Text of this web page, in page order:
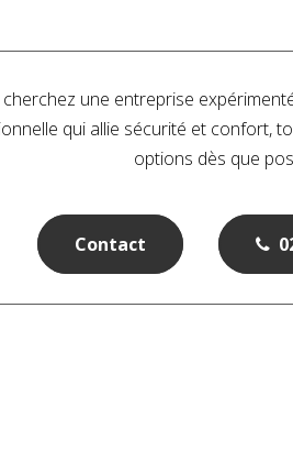
une entreprise
qui allie sécurité et
options dès que
Contact